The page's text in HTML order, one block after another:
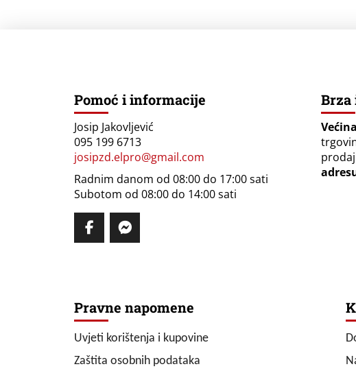
Pomoć i informacije
Josip Jakovljević
095 199 6713
josipzd.elpro@gmail.com
Radnim danom od 08:00 do 17:00 sati
Subotom od 08:00 do 14:00 sati
Brza
Pravne napomene
Uvjeti korištenja i kupovine
Zaštita osobnih podataka